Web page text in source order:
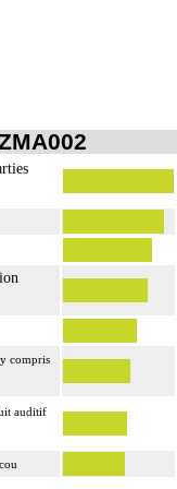
compris
auditif